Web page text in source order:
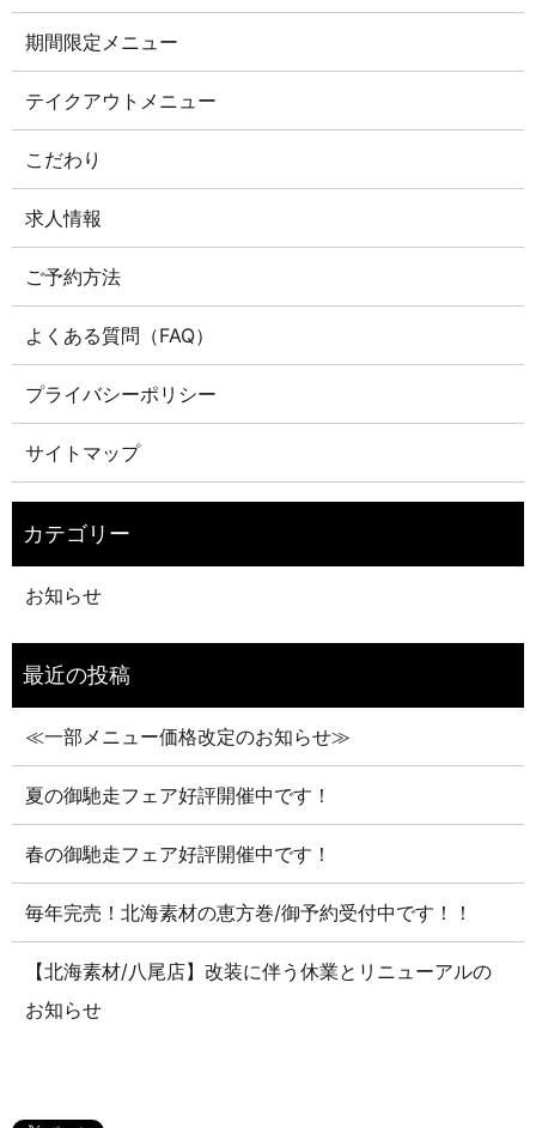
期間限定メニュー
テイクアウトメニュー
こだわり
求人情報
ご予約方法
よくある質問（FAQ）
プライバシーポリシー
サイトマップ
お知らせ
≪一部メニュー価格改定のお知らせ≫
夏の御馳走フェア好評開催中です！
春の御馳走フェア好評開催中です！
毎年完売！北海素材の恵方巻/御予約受付中です！！
【北海素材/八尾店】改装に伴う休業とリニューアルの
お知らせ